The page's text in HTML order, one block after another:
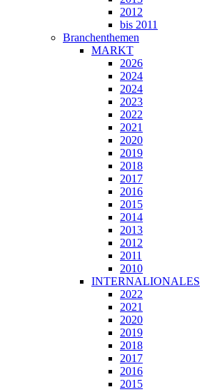
2012
bis 2011
Branchenthemen
MARKT
2026
2024
2024
2023
2022
2021
2020
2019
2018
2017
2016
2015
2014
2013
2012
2011
2010
INTERNALIONALES
2022
2021
2020
2019
2018
2017
2016
2015